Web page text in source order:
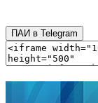
ПАИ в Telegram